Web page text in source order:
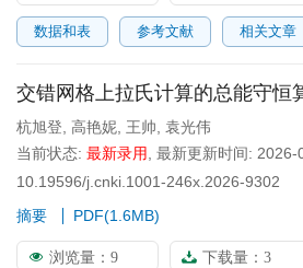
数据和表 参考文献 相关文章
交错网格上拉氏计算的总能守恒
杭旭登 高艳妮 王帅
袁光伟
当前状态: 最新录用 最新更新时间: 2026-
10.19596/j.cnki.1001-246x.2026-9302
摘要
PDF(1.6MB)
浏览量： 9 下载量： 3